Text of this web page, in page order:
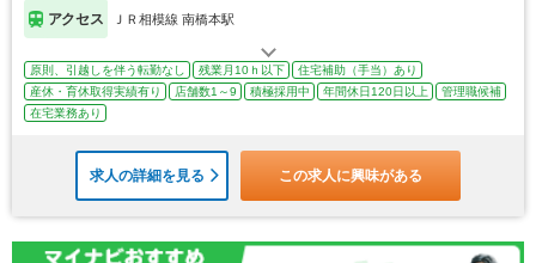
アクセス ＪＲ相模線 南橋本駅
原則、引越しを伴う転勤なし 残業月10ｈ以下
住宅補助（手当）あり
産休・育休取得実績有り
店舗数1～9 積極採用中 年間休日120日以上
管理職候補
在宅業務あり
求人の詳細を見る この求人に興味がある